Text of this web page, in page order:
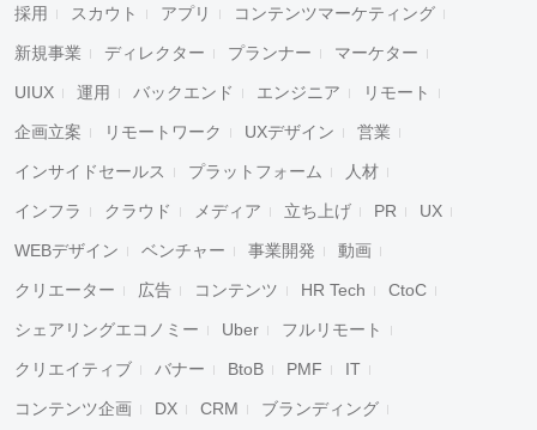
採用 スカウト アプリ コンテンツマーケティング
新規事業 ディレクター プランナー マーケター
UIUX 運用 バックエンド エンジニア リモート
企画立案 リモートワーク UXデザイン 営業
インサイドセールス プラットフォーム 人材
インフラ クラウド メディア 立ち上げ PR UX
WEBデザイン ベンチャー 事業開発 動画
クリエーター 広告 コンテンツ HR Tech CtoC
シェアリングエコノミー Uber フルリモート
クリエイティブ バナー BtoB PMF IT
コンテンツ企画 DX CRM ブランディング